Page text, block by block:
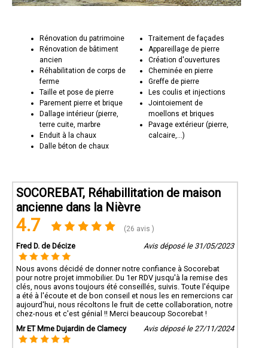
Rénovation du patrimoine
Rénovation de bâtiment
ancien
Réhabilitation de corps de
ferme
Taille et pose de pierre
Parement pierre et brique
Dallage intérieur (pierre,
terre cuite, marbre
Enduit à la chaux
Dalle béton de chaux
Traitement de façades
Appareillage de pierre
Création d'ouvertures
Cheminée en pierre
Greffe de pierre
Les coulis et injections
Jointoiement de
moellons et briques
Pavage extérieur (pierre,
calcaire,...)
SOCOREBAT, Réhabillitation de maison
ancienne dans la Nièvre
4.7 (26 avis )
Fred D. de Décize Avis déposé le 31/05/2023
Nous avons décidé de donner notre confiance à Socorebat
pour notre projet immobilier. Du 1er RDV jusqu'à la remise des
clés, nous avons toujours été conseillés, suivis. Toute l'équipe
a été à l'écoute et de bon conseil et nous les en remercions car
aujourd'hui, nous récoltons le fruit de cette collaboration, notre
chez-nous et c'est génial !! Merci beaucoup Socorebat !
Mr ET Mme Dujardin de Clamecy
Avis déposé le 27/11/2024